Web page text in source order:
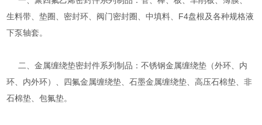
生料带、垫圈、密封环、阀门密封圈、中填料、F4盘根及各种规格液
下泵轴套。
二、金属缠绕垫密封件系列制品：不锈钢金属缠绕垫（外环、内
环、内外环）、四氟金属缠绕垫、石墨金属缠绕垫、高压石棉垫、非
石棉垫、包氟垫。